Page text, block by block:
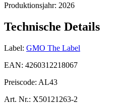
Produktionsjahr: 2026
Technische Details
Label: GMO The Label
EAN: 4260312218067
Preiscode: AL43
Art. Nr.: X50121263-2